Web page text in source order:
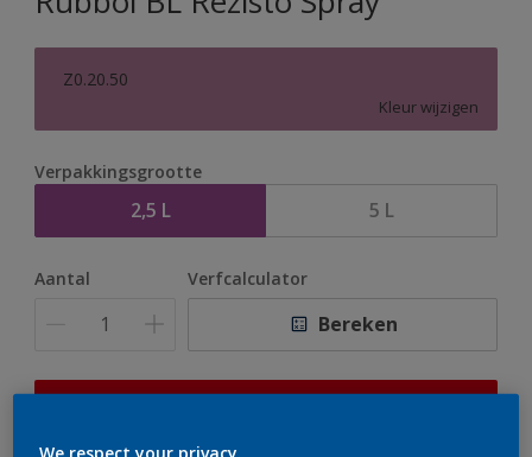
Z0.20.50
Kleur wijzigen
Verpakkingsgrootte
2,5 L 5 L
Aantal Verfcalculator
Bereken